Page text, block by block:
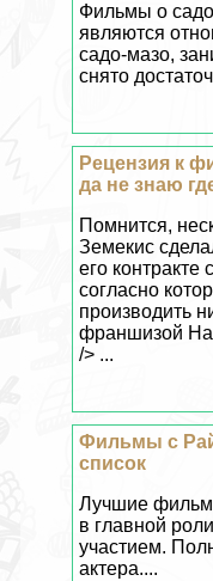
Фильмы о
являются
садо-мaзo,
снято
Рецензия к
да не знаю
Помнится,
Земекис
его контpaкте
согласно
производить
франшизой
/> ...
Фильмы с
список
Лучшие
в главной
участием.
актера....